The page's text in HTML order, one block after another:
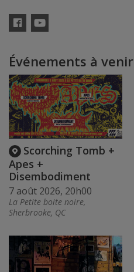
Événements à venir
Scorching Tomb +
Apes +
Disembodiment
7 août 2026, 20h00
La Petite boite noire,
Sherbrooke, QC